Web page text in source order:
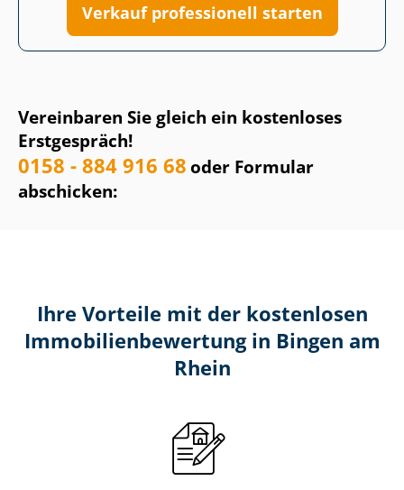
Vereinbaren Sie gleich ein kostenloses
Erstgespräch!
0158 - 884 916 68oder Formular
abschicken:
Verkauf professionell starten
Ihre Vorteile mit der kostenlosen
Im­mo­bi­li­en­be­wer­tung in Bingen am
Rhein